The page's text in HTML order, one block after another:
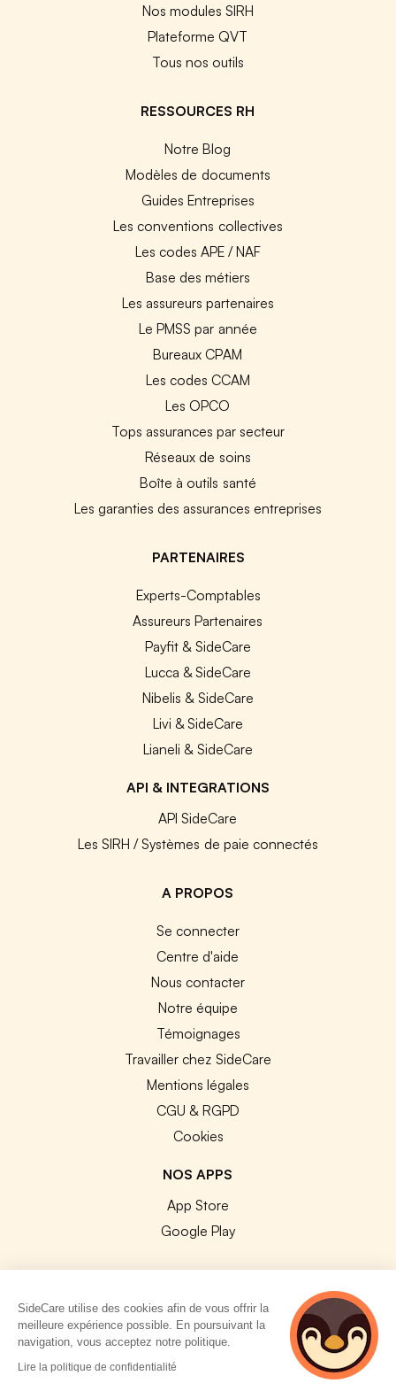
Nos modules SIRH
Plateforme QVT
Tous nos outils
RESSOURCES RH
Notre Blog
Modèles de documents
Guides Entreprises
Les conventions collectives
Les codes APE / NAF
Base des métiers
Les assureurs partenaires
Le PMSS par année
Bureaux CPAM
Les codes CCAM
Les OPCO
Tops assurances par secteur
Réseaux de soins
Boîte à outils santé
Les garanties des assurances entreprises
PARTENAIRES
Experts-Comptables
Assureurs Partenaires
Payfit & SideCare
Lucca & SideCare
Nibelis & SideCare
Livi & SideCare
Lianeli & SideCare
API & INTEGRATIONS
API SideCare
Les SIRH / Systèmes de paie connectés
A PROPOS
Se connecter
Centre d'aide
Nous contacter
Notre équipe
Témoignages
Travailler chez SideCare
Mentions légales
CGU & RGPD
Cookies
NOS APPS
App Store
Google Play
© 2026 SideCare. Tous droits réservés.
SideCare utilise des cookies afin de vous offrir la
meilleure expérience possible. En poursuivant la
navigation, vous acceptez notre politique.
Lire la politique de confidentialité
2 personnes
consultent